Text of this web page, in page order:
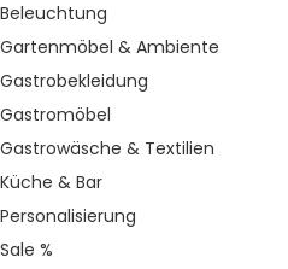
Beleuchtung
Gartenmöbel & Ambiente
Gastrobekleidung
Gastromöbel
Gastrowäsche & Textilien
Küche & Bar
Personalisierung
Sale %